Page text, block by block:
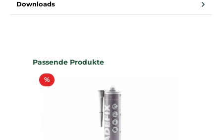
Downloads
Produktgalerie überspringen
Passende Produkte
%Rabatt